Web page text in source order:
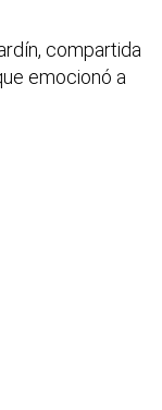
compartida
emocionó a